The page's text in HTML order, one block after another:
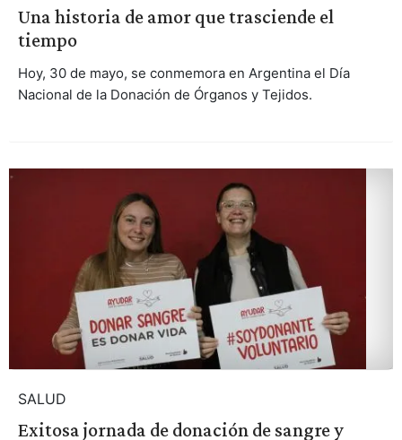
Una historia de amor que trasciende el
tiempo
Hoy, 30 de mayo, se conmemora en Argentina el Día
Nacional de la Donación de Órganos y Tejidos.
SALUD
Exitosa jornada de donación de sangre y